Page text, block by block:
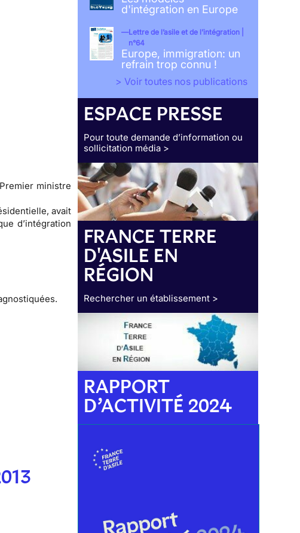
ministre
avait
d’intégration
d'intégration en Europe
Lettre de l’asile et de l’intégration |
n°64
Europe, immigration: un
refrain trop connu !
> Voir toutes nos publications
ESPACE PRESSE
Pour toute demande d’information ou
sollicitation média >
FRANCE TERRE
D'ASILE EN
RÉGION
Rechercher un établissement >
RAPPORT
D’ACTIVITÉ 2024